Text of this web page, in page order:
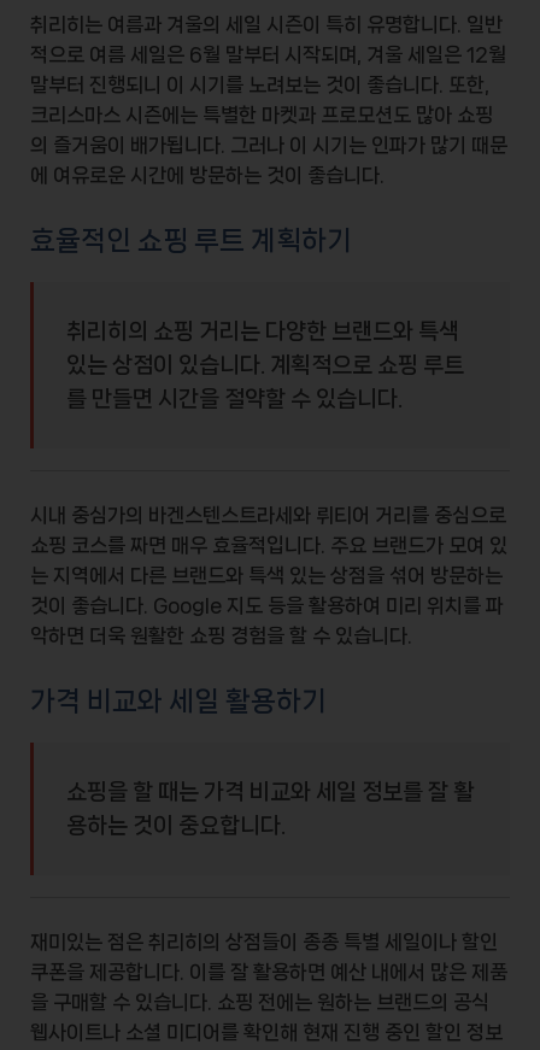
취리히는 여름과 겨울의 세일 시즌이 특히 유명합니다. 일반
적으로 여름 세일은 6월 말부터 시작되며, 겨울 세일은 12월
말부터 진행되니 이 시기를 노려보는 것이 좋습니다. 또한,
크리스마스 시즌에는 특별한 마켓과 프로모션도 많아 쇼핑
의 즐거움이 배가됩니다. 그러나 이 시기는 인파가 많기 때문
에 여유로운 시간에 방문하는 것이 좋습니다.
효율적인 쇼핑 루트 계획하기
취리히의 쇼핑 거리는 다양한 브랜드와 특색
있는 상점이 있습니다. 계획적으로 쇼핑 루트
를 만들면 시간을 절약할 수 있습니다.
시내 중심가의 바겐스텐스트라세 와 뤼티어 거리 를 중심으로
쇼핑 코스를 짜면 매우 효율적입니다. 주요 브랜드가 모여 있
는 지역에서 다른 브랜드와 특색 있는 상점을 섞어 방문하는
것이 좋습니다. Google 지도 등을 활용하여 미리 위치를 파
악하면 더욱 원활한 쇼핑 경험을 할 수 있습니다.
가격 비교와 세일 활용하기
쇼핑을 할 때는 가격 비교와 세일 정보를 잘 활
용하는 것이 중요합니다.
재미있는 점은 취리히의 상점들이 종종 특별 세일이나 할인
쿠폰을 제공합니다. 이를 잘 활용하면 예산 내에서 많은 제품
을 구매할 수 있습니다. 쇼핑 전에는 원하는 브랜드의 공식
웹사이트나 소셜 미디어를 확인해 현재 진행 중인 할인 정보